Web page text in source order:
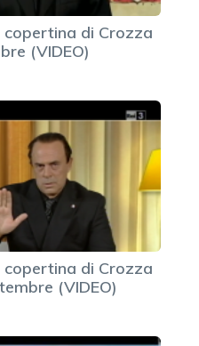
copertina di Crozza
(VIDEO)
copertina di Crozza
(VIDEO)